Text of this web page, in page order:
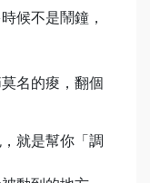
候不是鬧鐘，
名的痠，翻個
就是幫你「調